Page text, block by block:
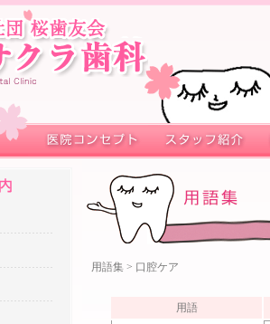
用語集 > 口腔ケア
用語